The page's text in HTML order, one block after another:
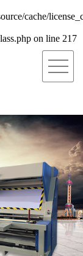
cache/
on line 217